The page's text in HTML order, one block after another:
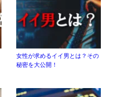
女性が求めるイイ男とは？その
秘密を大公開！